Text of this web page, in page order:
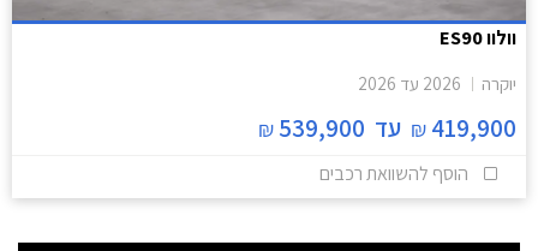
וולוו ES90
יוקרה 2026 עד 2026
419,900
₪ עד 539,900
₪
הוסף להשוואת רכבים